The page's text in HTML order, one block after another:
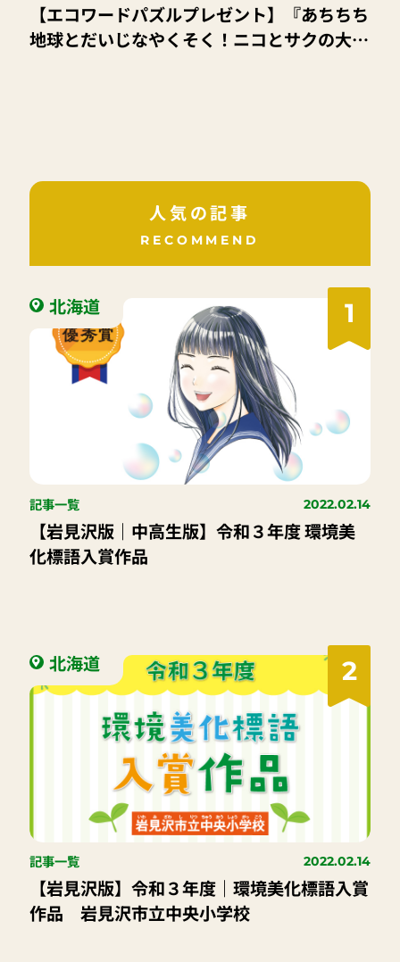
【エコワードパズルプレゼント】『あちちち
地球とだいじなやくそく！ニコとサクの大冒
人気の記事
RECOMMEND
1
北海道
記事一覧 2022.02.14
【岩見沢版｜中高生版】令和３年度 環境美
化標語入賞作品
2
北海道
記事一覧 2022.02.14
【岩見沢版】令和３年度｜環境美化標語入賞
作品 岩見沢市立中央小学校